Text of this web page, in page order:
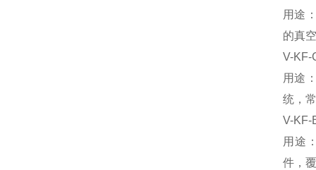
用途‌
的真
V-KF-
用途‌
统，
V-KF-
用途‌
件，